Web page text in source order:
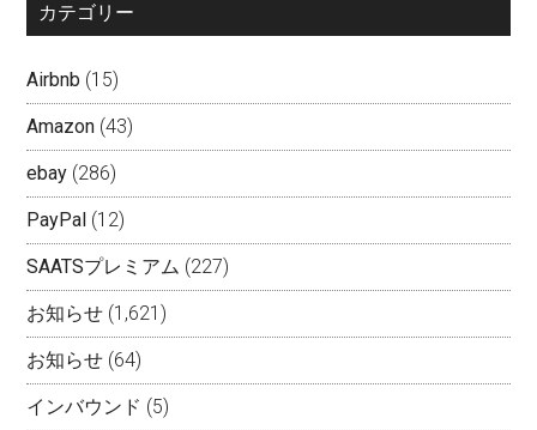
カテゴリー
Airbnb (15)
Amazon (43)
ebay (286)
PayPal (12)
SAATSプレミアム (227)
お知らせ (1,621)
お知らせ (64)
インバウンド (5)